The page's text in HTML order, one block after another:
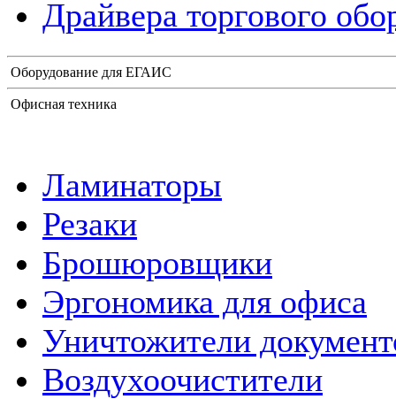
Драйвера торгового
Оборудование для ЕГАИС
Офисная техника
Ламинаторы
Резаки
Брошюровщики
Эргономика для офиса
Уничтожители
Воздухоочистители